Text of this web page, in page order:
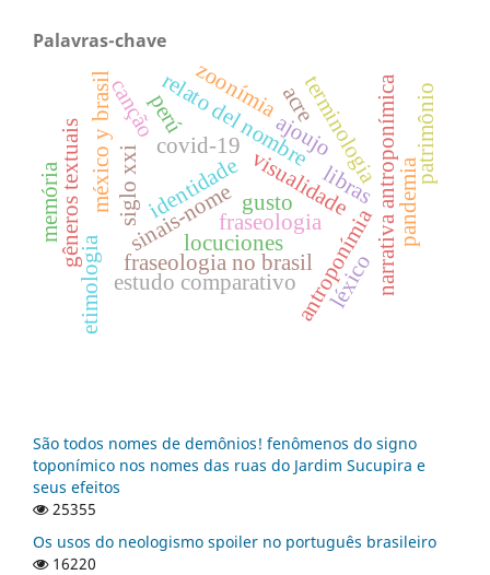
Palavras-chave
antroponímia
sinais-nome libras
visualidade
identidade narrativa antroponímica
relato del nombre
siglo xxi
méxico y brasil
fraseologia
fraseologia no brasil
etimologia
terminologia
locuciones
gusto
gêneros textuais pandemia
covid-19 ajoujo
léxico
memória
patrimônio
zoonímia acre
estudo comparativo
perú
canção
São todos nomes de demônios! fenômenos do signo
toponímico nos nomes das ruas do Jardim Sucupira e
seus efeitos
25355
Os usos do neologismo spoiler no português brasileiro
16220